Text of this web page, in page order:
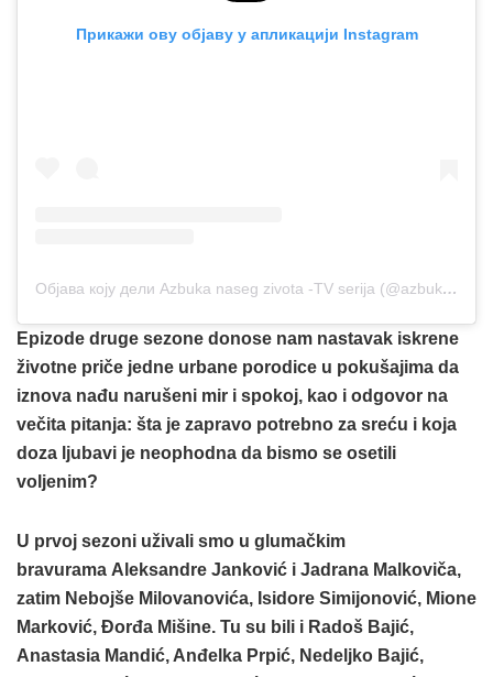
Прикажи ову објаву у апликацији Instagram
Објава коју дели Azbuka naseg zivota -TV serija (@azbuka.naseg.zivota)
Epizode druge sezone donose nam nastavak iskrene
životne priče jedne urbane porodice u pokušajima da
iznova nađu narušeni mir i spokoj, kao i odgovor na
večita pitanja: šta je zapravo potrebno za sreću i koja
doza ljubavi je neophodna da bismo se osetili
voljenim?
U prvoj sezoni uživali smo u glumačkim
bravurama Aleksandre Janković i Jadrana Malkoviča,
zatim Nebojše Milovanovića, Isidore Simijonović, Mione
Marković, Đorđa Mišine. Tu su bili i Radoš Bajić,
Anastasia Mandić, Anđelka Prpić, Nedeljko Bajić,